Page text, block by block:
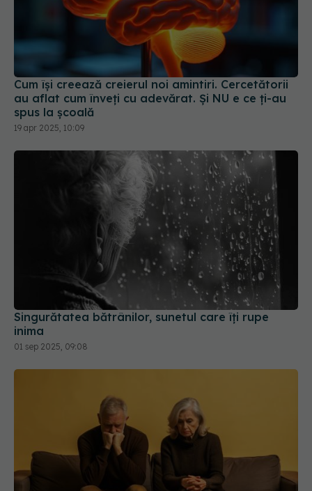
Cum își creează creierul noi amintiri. Cercetătorii
au aflat cum înveți cu adevărat. Și NU e ce ți-au
spus la școală
19 apr 2025, 10:09
Singurătatea bătrânilor, sunetul care îți rupe
inima
01 sep 2025, 09:08